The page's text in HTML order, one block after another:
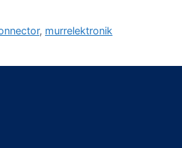
, murrelektronik